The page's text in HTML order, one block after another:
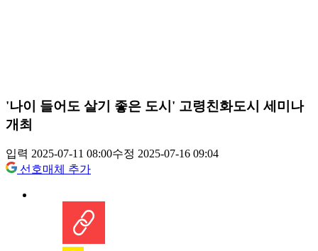
'나이 들어도 살기 좋은 도시' 고령친화도시 세미나
개최
입력 2025-07-11 08:00수정 2025-07-16 09:04
선호매체 추가